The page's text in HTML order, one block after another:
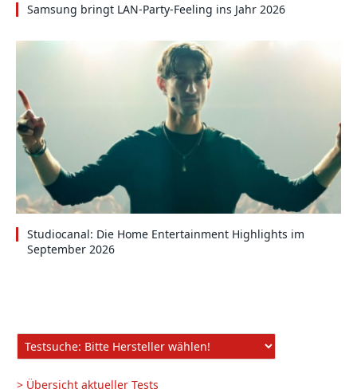
Samsung bringt LAN-Party-Feeling ins Jahr 2026
Studiocanal: Die Home Entertainment Highlights im
September 2026
> Übersicht aktueller Tests